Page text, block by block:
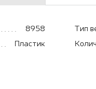
8958
Пластик
Тип